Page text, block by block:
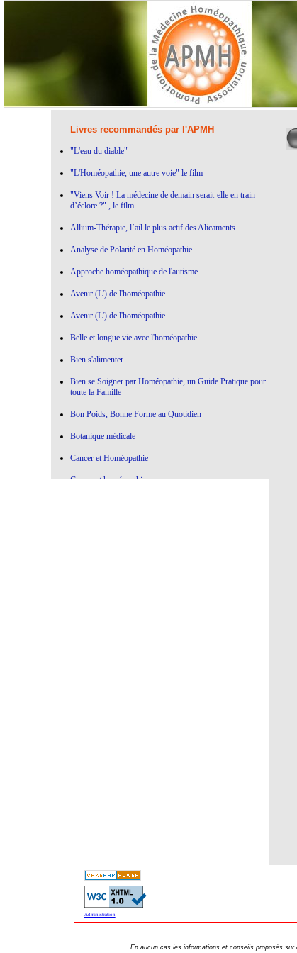
Livres recommandés par l'APMH
"L'eau du diable"
"L'Homéopathie, une autre voie" le film
"Viens Voir ! La médecine de demain serait-elle en train
d’éclore ?" , le film
Allium-Thérapie, l’ail le plus actif des Alicaments
Analyse de Polarité en Homéopathie
Approche homéopathique de l'autisme
Avenir (L') de l'homéopathie
Avenir (L') de l'homéopathie
Belle et longue vie avec l'homéopathie
Bien s'alimenter
Bien se Soigner par Homéopathie, un Guide Pratique pour
toute la Famille
Bon Poids, Bonne Forme au Quotidien
Botanique médicale
Cancer et Homéopathie
Cancer et homéopathie
Guide de l'homéopathie
Guide de l'Homéopathie pour l'Enfant
Administration
En aucun cas les informations et conseils proposés